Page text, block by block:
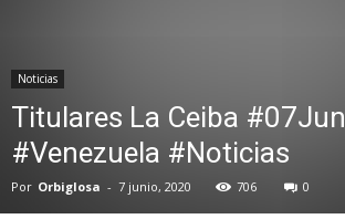
Noticias
Titulares La Ceiba #07Jun
#Venezuela #Noticias
Por Orbiglosa - 7 junio, 2020 706 0